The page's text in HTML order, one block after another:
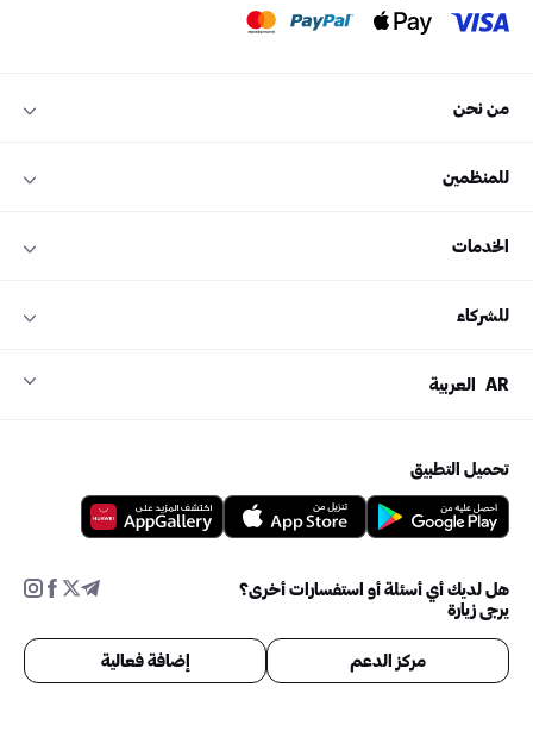
من نحن
للمنظمين
الخدمات
للشركاء
AR العربية
تحميل التطبيق
هل لديك أي أسئلة أو استفسارات أخرى؟
يرجى زيارة
مركز الدعم إضافة فعالية